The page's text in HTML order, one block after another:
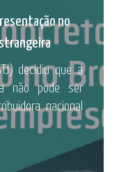
no
decidiu que a
não pode ser
nacional